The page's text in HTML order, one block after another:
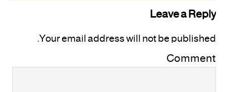
Leave a Reply
Your email address will not be published.
Comment